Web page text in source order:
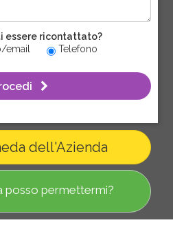
essere ricontattato?
email
Telefono
posso permettermi?
dell'Azienda